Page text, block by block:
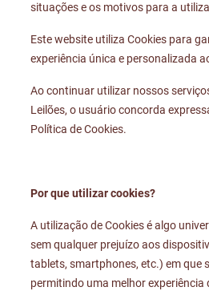
situações e os motivos para a
Este website utiliza Cookies para
experiência única e personalizada
Ao continuar utilizar nossos
Leilões, o usuário concorda
Política de Cookies.
Por que utilizar cookies?
A utilização de Cookies é algo
sem qualquer prejuízo aos
tablets, smartphones, etc.) em que
permitindo uma melhor experiência